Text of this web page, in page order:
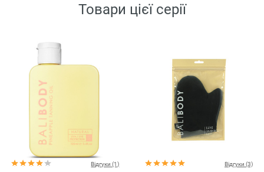
Товари цієї серії
Відгуки (1) Відгуки (3)